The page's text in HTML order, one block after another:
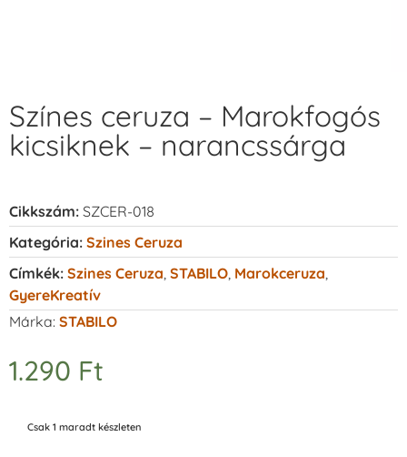
Színes ceruza – Marokfogós
kicsiknek – narancssárga
Cikkszám: SZCER-018
Kategória: Szines Ceruza
Címkék: Szines Ceruza STABILO Marokceruza
GyereKreatív
Márka: STABILO
1.290 Ft
Csak 1 maradt készleten